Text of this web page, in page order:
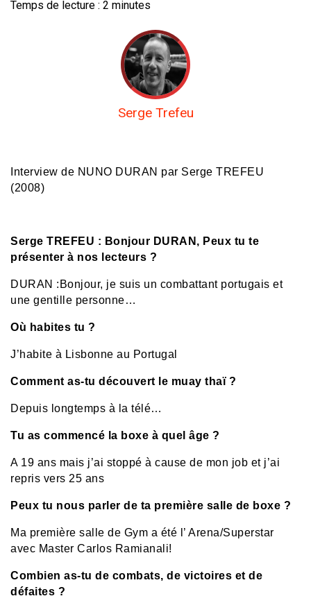
Temps de lecture : 2 minutes
Serge Trefeu
Interview de NUNO DURAN par Serge TREFEU
(2008)
Serge TREFEU : Bonjour DURAN, Peux tu te
présenter à nos lecteurs ?
DURAN : Bonjour, je suis un combattant portugais et
une gentille personne…
Où habites tu ?
J’habite à Lisbonne au Portugal
Comment as-tu découvert le muay thaï ?
Depuis longtemps à la télé…
Tu as commencé la boxe à quel âge ?
A 19 ans mais j’ai stoppé à cause de mon job et j’ai
repris vers 25 ans
Peux tu nous parler de ta première salle de boxe ?
Ma première salle de Gym a été l’ Arena/Superstar
avec Master Carlos Ramianali!
Combien as-tu de combats, de victoires et de
défaites ?